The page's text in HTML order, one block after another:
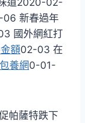
新春過年
國外網紅打
額02-03 在
包養網0-01-
帕薩特跌下